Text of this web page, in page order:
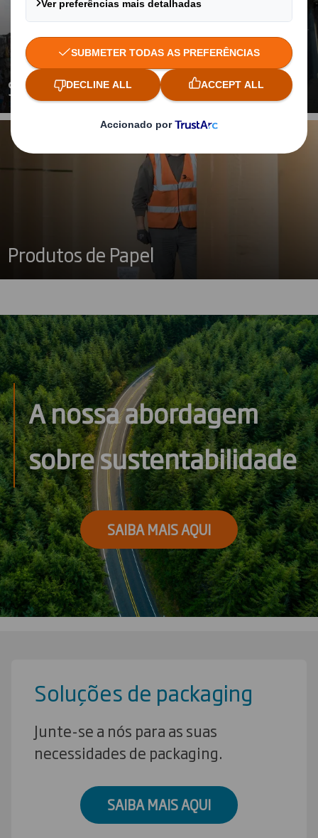
Serviços de Reciclagem
Produtos de Papel
A nossa abordagem
sobre sustentabilidade
SAIBA MAIS AQUI
Soluções de packaging
Junte-se a nós para as suas
necessidades de packaging.
SAIBA MAIS AQUI